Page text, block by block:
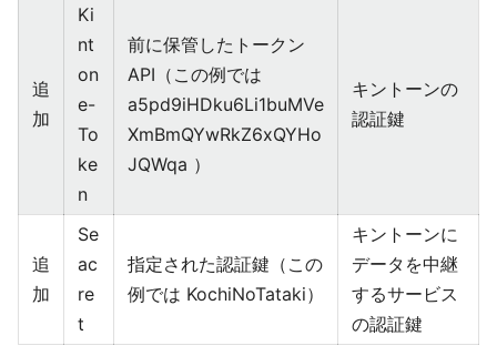
追
加
Ki
nt
on
e-
To
ke
n
前に保管したトークン
API（この例では
a5pd9iHDku6Li1buMVe
XmBmQYwRkZ6xQYHo
JQWqa ）
キントーンの
認証鍵
追
加
Se
ac
re
t
指定された認証鍵（この
例では KochiNoTataki）
キントーンに
データを中継
するサービス
の認証鍵